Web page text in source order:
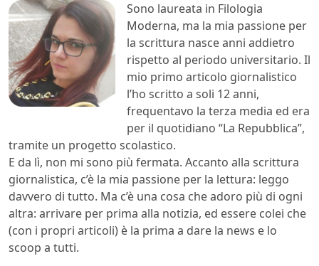
Sono laureata in Filologia
Moderna, ma la mia passione per
la scrittura nasce anni addietro
rispetto al periodo universitario. Il
mio primo articolo giornalistico
l’ho scritto a soli 12 anni,
frequentavo la terza media ed era
per il quotidiano “La Repubblica”,
tramite un progetto scolastico.
E da lì, non mi sono più fermata. Accanto alla scrittura
giornalistica, c’è la mia passione per la lettura: leggo
davvero di tutto. Ma c’è una cosa che adoro più di ogni
altra: arrivare per prima alla notizia, ed essere colei che
(con i propri articoli) è la prima a dare la news e lo
scoop a tutti.